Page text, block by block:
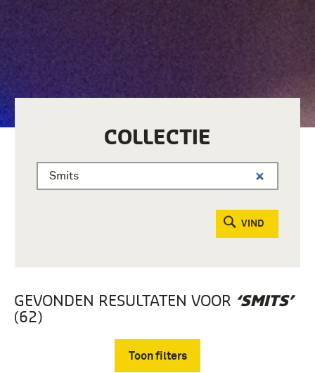
COLLECTIE
VIND
GEVONDEN RESULTATEN VOOR ‘SMITS’
(62)
Toon filters